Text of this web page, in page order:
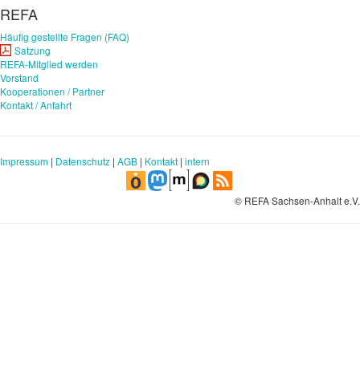
REFA
Häufig gestellte Fragen (FAQ)
Satzung
REFA-Mitglied werden
Vorstand
Kooperationen / Partner
Kontakt / Anfahrt
Impressum | Datenschutz | AGB | Kontakt | intern
© REFA Sachsen-Anhalt e.V.